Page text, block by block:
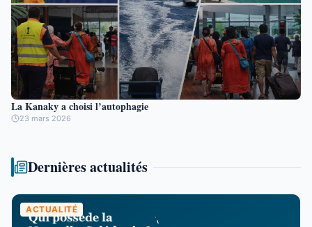
La Kanaky a choisi l’autophagie
23 mars 2026
Dernières actualités
ACTUALITÉ